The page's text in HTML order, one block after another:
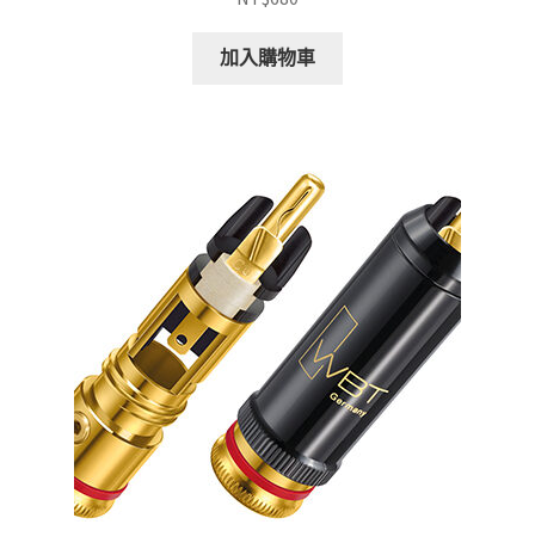
加入購物車